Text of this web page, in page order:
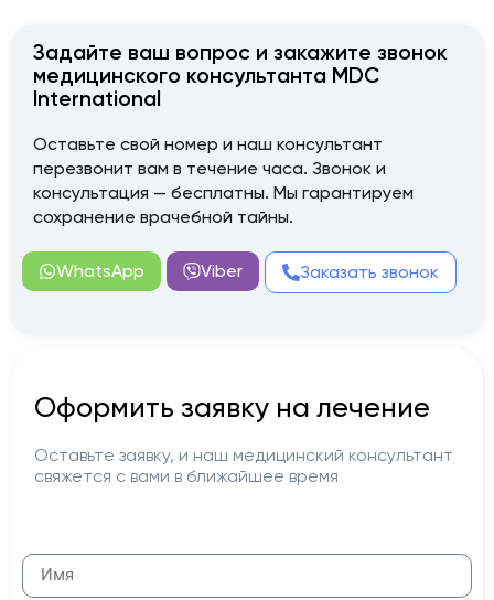
Задайте ваш вопрос и закажите звонок
медицинского консультанта MDC
International
Оставьте свой номер и наш консультант
перезвонит вам в течение часа. Звонок и
консультация — бесплатны. Мы гарантируем
сохранение врачебной тайны.
WhatsApp Viber Заказать звонок
Оформить заявку на лечение
Оставьте заявку, и наш медицинский консультант
свяжется с вами в ближайшее время